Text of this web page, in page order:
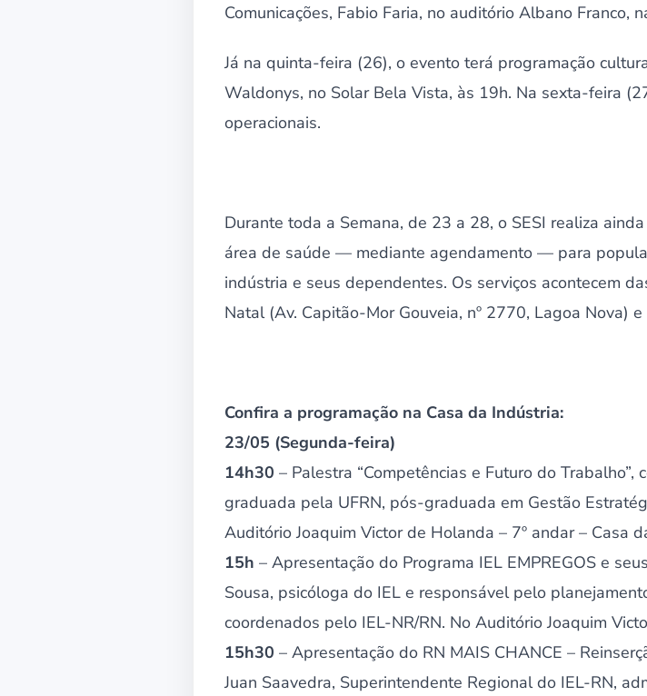
Comunicações, Fabio Faria, no auditório Albano Franco,
Já na quinta-feira (26), o evento terá programação
Waldonys, no Solar Bela Vista, às 19h. Na sexta-feira
operacionais.
Durante toda a Semana, de 23 a 28, o SESI realiza
área de saúde — mediante agendamento — para
indústria e seus dependentes. Os serviços acontecem
Natal (Av. Capitão-Mor Gouveia, nº 2770, Lagoa Nova)
Confira a programação na Casa da Indústria:
23/05 (Segunda-feira)
14h30 – Palestra “Competências e Futuro do
graduada pela UFRN, pós-graduada em Gestão
Auditório Joaquim Victor de Holanda – 7º andar – Casa
15h – Apresentação do Programa IEL EMPREGOS e
Sousa, psicóloga do IEL e responsável pelo
coordenados pelo IEL-NR/RN. No Auditório Joaquim
15h30 – Apresentação do RN MAIS CHANCE –
Juan Saavedra, Superintendente Regional do IEL-RN,